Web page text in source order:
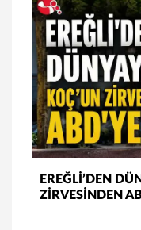
EREĞLİ’DEN
ZİRVESİNDEN